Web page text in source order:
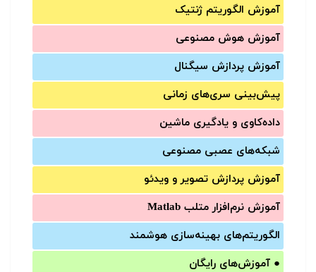
آموزش الگوریتم ژنتیک
آموزش‌ هوش مصنوعی
آموزش‌ پردازش سیگنال
پیش‌‌بینی سری‌‌های زمانی
داده‌کاوی و یادگیری ماشین
شبکه‌های عصبی مصنوعی
آموزش‌ پردازش تصویر و ویدئو
آموزش‌ نرم‌افزار متلب Matlab
الگوریتم‌های بهینه‌سازی هوشمند
● آموزش‌های رایگان